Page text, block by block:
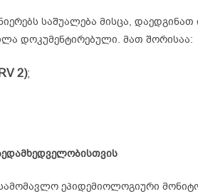
საშუალება მისცა,
დოკუმენტირებული. მათ შორისაა:
2);
ეპიდემიოლოგიური